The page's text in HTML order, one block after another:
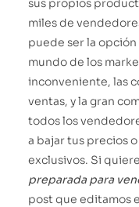
miles de
puede ser la
mundo de los
inconveniente, las
ventas, y la gran
todos los
a bajar tus precios
exclusivos. Si
preparada para
post que editamos